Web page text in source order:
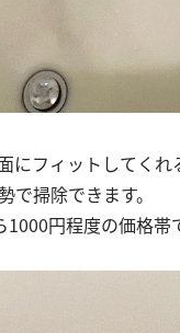
にフィットしてくれ
掃除できます。
円程度の価格